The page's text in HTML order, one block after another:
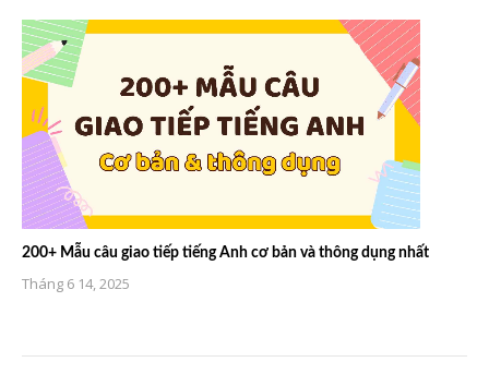
200+ Mẫu câu giao tiếp tiếng Anh cơ bản và thông dụng nhất
Tháng 6 14, 2025